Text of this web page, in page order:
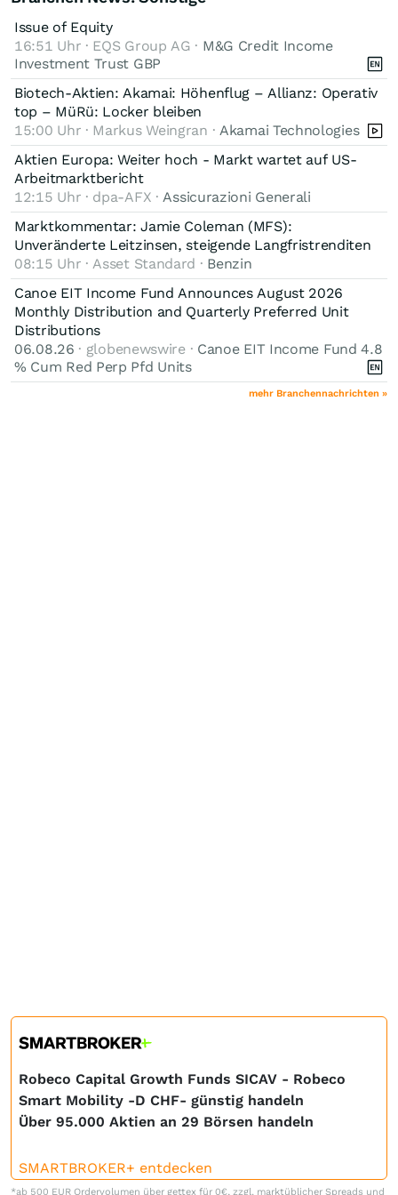
Issue of Equity
16:51 Uhr · EQS Group AG · M&G Credit Income
Investment Trust GBP
Biotech-Aktien: Akamai: Höhenflug – Allianz: Operativ
top – MüRü: Locker bleiben
15:00 Uhr · Markus Weingran · Akamai Technologies
Aktien Europa: Weiter hoch - Markt wartet auf US-
Arbeitmarktbericht
12:15 Uhr · dpa-AFX · Assicurazioni Generali
Marktkommentar: Jamie Coleman (MFS):
Unveränderte Leitzinsen, steigende Langfristrenditen
08:15 Uhr · Asset Standard · Benzin
Canoe EIT Income Fund Announces August 2026
Monthly Distribution and Quarterly Preferred Unit
Distributions
06.08.26 · globenewswire · Canoe EIT Income Fund 4.8
% Cum Red Perp Pfd Units
mehr Branchennachrichten »
Robeco Capital Growth Funds SICAV - Robeco
Smart Mobility -D CHF- günstig handeln
Über 95.000 Aktien an 29 Börsen handeln
SMARTBROKER+ entdecken
*ab 500 EUR Ordervolumen über gettex für 0€, zzgl. marktüblicher Spreads und